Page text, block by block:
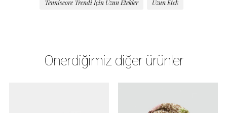
Tenniscore Trendi İçin Uzun Etekler Uzun Etek
Önerdiğimiz diğer ürünler